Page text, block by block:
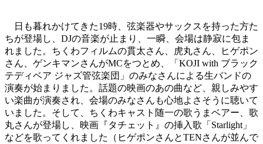
日も暮れかけてきた19時、弦楽器やサックスを持った方た
ちが登場し、DJの音楽が止まり、一瞬、会場は静寂に包ま
れました。ちくわフィルムの貫太さん、虎丸さん、ヒゲポン
さん、ゲンキマンさんがMCをつとめ、「KOJI with ブラック
テディベア ジャズ管弦楽団」のみなさんによる生バンドの
演奏が始まりました。話題の映画のあの曲など、親しみやす
い楽曲が演奏され、会場のみなさんも心地よさそうに聴いて
いました。そして、ちくわキャスト随一の歌うまベアー、歌
丸さんが登場し、映画『タチェット』の挿入歌「Starlight」
などを歌ってくれました（ヒゲポンさんとTENさんが並んで